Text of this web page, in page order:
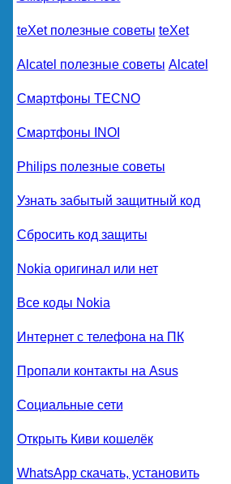
teXet полезные советы teXet
Alcatel полезные советы Alcatel
Смартфоны TECNO
Смартфоны INOI
Philips полезные советы
Узнать забытый защитный код
Сбросить код защиты
Nokia оригинал или нет
Все коды Nokia
Интернет с телефона на ПК
Пропали контакты на Asus
Социальные сети
Открыть Киви кошелёк
WhatsApp скачать, установить